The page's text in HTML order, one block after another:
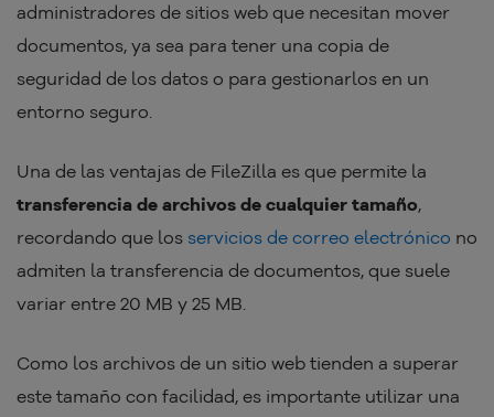
administradores de sitios web que necesitan mover
documentos, ya sea para tener una copia de
seguridad de los datos o para gestionarlos en un
entorno seguro.
Una de las ventajas de FileZilla es que permite la
transferencia de archivos de cualquier tamaño,
recordando que los servicios de correo electrónico no
admiten la transferencia de documentos, que suele
variar entre 20 MB y 25 MB.
Como los archivos de un sitio web tienden a superar
este tamaño con facilidad, es importante utilizar una